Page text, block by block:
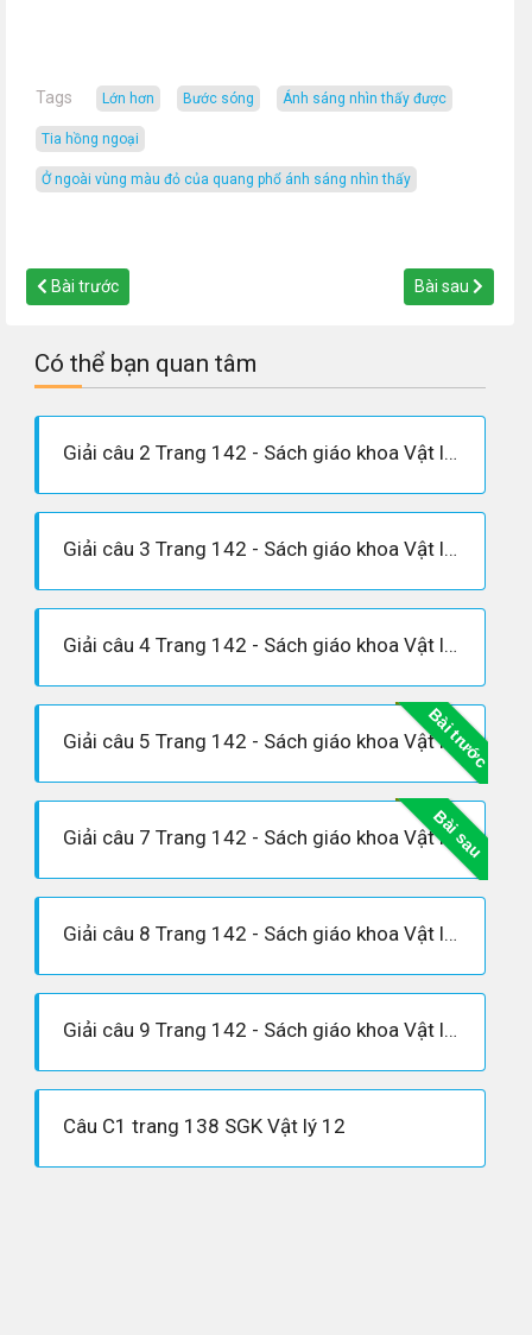
Tags lớn hơn bước sóng ánh sáng nhìn thấy được
tia hồng ngoại
ở ngoài vùng màu đỏ của quang phổ ánh sáng nhìn thấy
Bài trước Bài sau
Có thể bạn quan tâm
Giải câu 2 Trang 142 - Sách giáo khoa Vật lí 12
Giải câu 3 Trang 142 - Sách giáo khoa Vật lí 12
Giải câu 4 Trang 142 - Sách giáo khoa Vật lí 12
Bài trước
Giải câu 5 Trang 142 - Sách giáo khoa Vật lí 12
Bài sau
Giải câu 7 Trang 142 - Sách giáo khoa Vật lí 12
Giải câu 8 Trang 142 - Sách giáo khoa Vật lí 12
Giải câu 9 Trang 142 - Sách giáo khoa Vật lí 12
Câu C1 trang 138 SGK Vật lý 12